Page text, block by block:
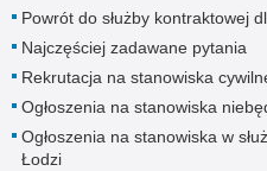
Powrót do służby kontraktowej
Najczęściej zadawane pytania
Rekrutacja na stanowiska
Ogłoszenia na stanowiska
Ogłoszenia na stanowiska w
Łodzi